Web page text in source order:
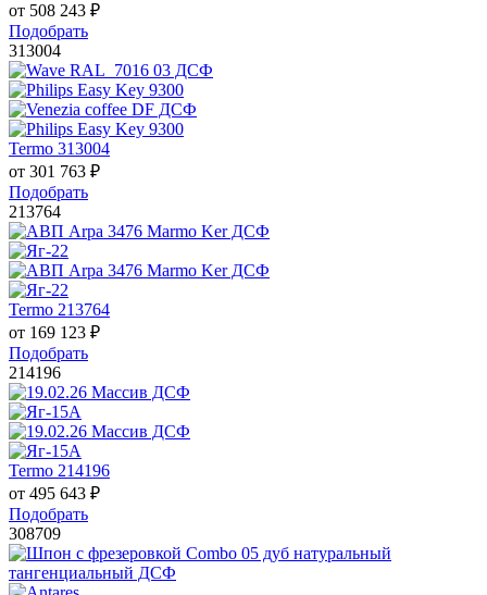
от 508 243 ₽
Подобрать
313004
Termo 313004
от 301 763 ₽
Подобрать
213764
Termo 213764
от 169 123 ₽
Подобрать
214196
Termo 214196
от 495 643 ₽
Подобрать
308709